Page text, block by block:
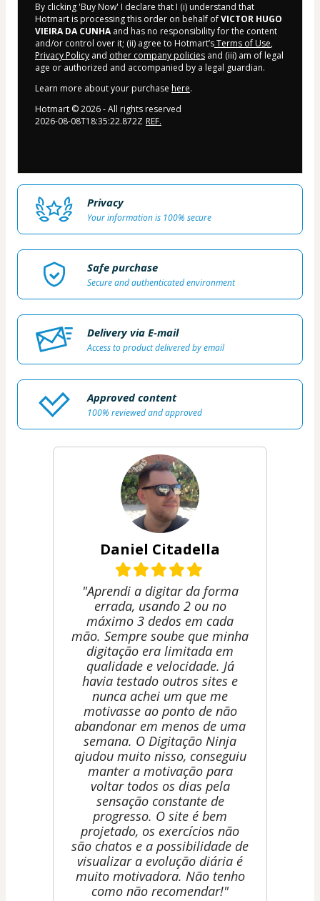
By clicking 'Buy Now' I declare that I (i) understand that
Hotmart is processing this order on behalf ofVICTOR HUGO
VIEIRA DA CUNHAand has no responsibility for the content
and/or control over it; (ii) agree to Hotmart’sTerms of Use,
Privacy Policy and other company policies and (iii) am of legal
age or authorized and accompanied by a legal guardian.
Learn more about your purchase here.
Hotmart ©2026- All rights reserved
2026-08-08T18:35:22.872Z REF.
Privacy
Your information is 100% secure
Safe purchase
Secure and authenticated environment
Delivery via E-mail
Access to product delivered by email
Approved content
100% reviewed and approved
Daniel Citadella
"Aprendi a digitar da forma
errada, usando 2 ou no
máximo 3 dedos em cada
mão. Sempre soube que minha
digitação era limitada em
qualidade e velocidade. Já
havia testado outros sites e
nunca achei um que me
motivasse ao ponto de não
abandonar em menos de uma
semana. O Digitação Ninja
ajudou muito nisso, conseguiu
manter a motivação para
voltar todos os dias pela
sensação constante de
progresso. O site é bem
projetado, os exercícios não
são chatos e a possibilidade de
visualizar a evolução diária é
muito motivadora. Não tenho
como não recomendar!"